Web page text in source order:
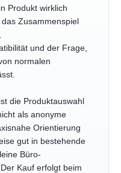
Produkt wirklich
Zusammenspiel
und der Frage,
normalen
die Produktauswahl
als anonyme
Orientierung
gut in bestehende
Büro-
Kauf erfolgt beim